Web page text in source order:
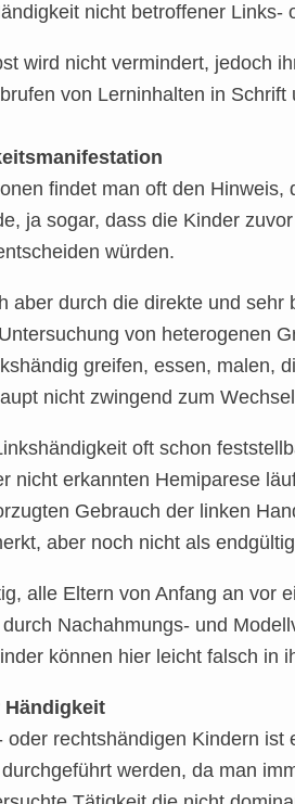
nicht betroffener Links-
wird nicht vermindert, jedoch
von Lerninhalten in
findet man oft den
ja sogar, dass die Kinder
würden.
aber durch die direkte und
von heterogenen
greifen, essen, malen,
nicht zwingend zum
oft schon
nicht erkannten Hemiparese
Gebrauch der linken
aber noch nicht als
alle Eltern von Anfang an vor
Nachahmungs- und
können hier leicht falsch in
Händigkeit
oder rechtshändigen Kindern
werden, da man